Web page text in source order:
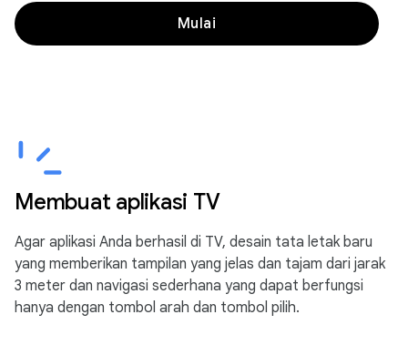
Mulai
Membuat aplikasi TV
Agar aplikasi Anda berhasil di TV, desain tata letak baru
yang memberikan tampilan yang jelas dan tajam dari jarak
3 meter dan navigasi sederhana yang dapat berfungsi
hanya dengan tombol arah dan tombol pilih.